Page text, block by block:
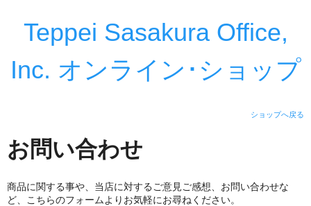
Teppei Sasakura Office,
Inc. オンライン･ショップ
ショップへ戻る
お問い合わせ
商品に関する事や、当店に対するご意見ご感想、お問い合わせな
ど、こちらのフォームよりお気軽にお尋ねください。